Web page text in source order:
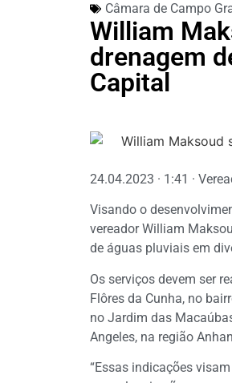
Câmara de Campo
William
drenagem
Capital
24.04.2023 · 1:41 ·
Visando o
vereador William
de águas pluviais em
Os serviços devem ser
Flôres da Cunha, no
no Jardim das
Angeles, na região
“Essas indicações